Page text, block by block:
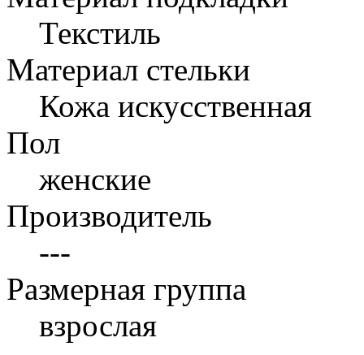
Текстиль
Материал стельки
Кожа искусственная
Пол
женские
Производитель
---
Размерная группа
взрослая